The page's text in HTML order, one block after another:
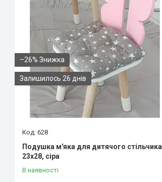
–26%
Залишилось 26 днів
628
Подушка м'яка для дитячого стільчика
23х28, сіра
В наявності